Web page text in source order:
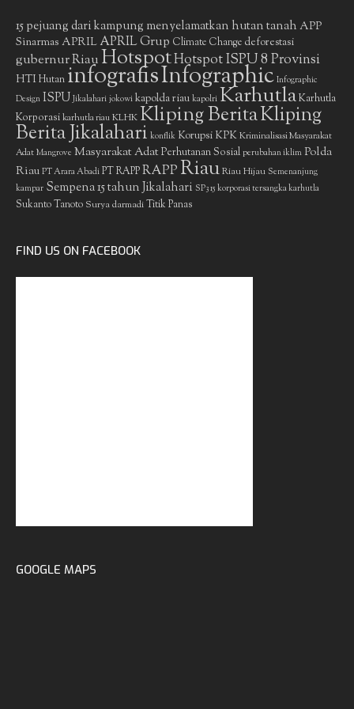
15 pejuang dari kampung menyelamatkan hutan tanah APP
Sinarmas APRIL APRIL Grup Climate Change deforestasi
gubernur RiauHotspotHotspot ISPU 8 Provinsi
HTIHutan infografisInfographic Infographic
Design ISPU Jikalahari jokowi kapolda riau kapolri KarhutlaKarhutla
Korporasikarhutla riauKLHKKliping BeritaKliping
Berita Jikalahari konflik Korupsi KPKKriminalisasi Masyarakat
Adat Mangrove Masyarakat AdatPerhutanan Sosial perubahan iklim Polda
Riau PT Arara Abadi PT RAPPRAPPRiauRiau Hijau Semenanjung
kampar Sempena 15 tahun Jikalahari SP3 15 korporasi tersangka karhutla
Sukanto Tanoto Surya darmadiTitik Panas
FIND US ON FACEBOOK
GOOGLE MAPS